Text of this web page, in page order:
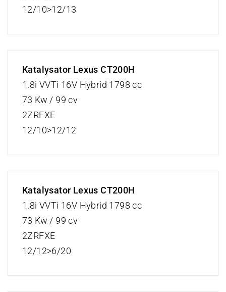
12/10>12/13
Katalysator Lexus CT200H
1.8i VVTi 16V Hybrid 1798 cc
73 Kw / 99 cv
2ZRFXE
12/10>12/12
Katalysator Lexus CT200H
1.8i VVTi 16V Hybrid 1798 cc
73 Kw / 99 cv
2ZRFXE
12/12>6/20